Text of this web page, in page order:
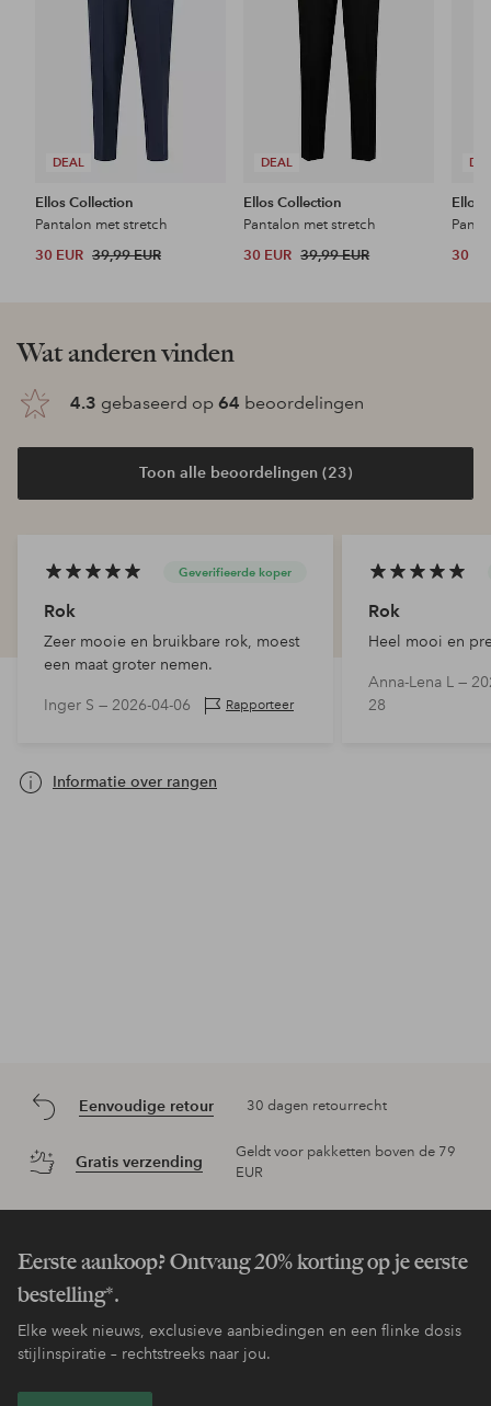
DEAL
Ellos Collection
Pantalon met stretch
30 EUR 39,99 EUR
DEAL
Ellos Collection
Pantalon met stretch
30 EUR 39,99 EUR
Ellos
30
Wat anderen vinden
4.3 gebaseerd op 64 beoordelingen
Toon alle beoordelingen (23)
Geverifieerde koper
Rok
Zeer mooie en bruikbare rok, moest
een maat groter nemen.
Inger S — 2026-04-06 Rapporteer
Rok
Heel mooi en
Anna-Lena L —
28
Informatie over rangen
Eenvoudige retour 30 dagen retourrecht
Gratis verzending
Geldt voor pakketten boven de 79
EUR
Eerste aankoop? Ontvang 20% korting op je eerste
bestelling*.
Elke week nieuws, exclusieve aanbiedingen en een flinke dosis
stijlinspiratie – rechtstreeks naar jou.